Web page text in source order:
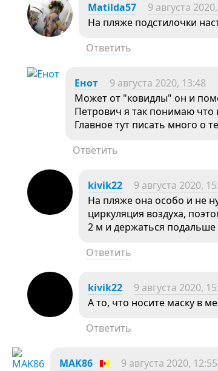
Matilda57 9 августа
На пляже подстилочки
Ответить
Енот 9 августа 2020, 13:48
Может от "ковидлы" он и
Петрович я так понимаю что
Главное тут писать много о
Ответить
kivik22 9 августа 2020,
На пляже она особо и не
циркуляция воздуха,
2 м и держаться
Ответить
kivik22 9 августа 2020,
А то, что носите маску в
Ответить
MAK86 9 августа 2020, 12:55